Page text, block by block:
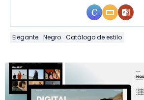
Elegante Negro Catálogo de estilo